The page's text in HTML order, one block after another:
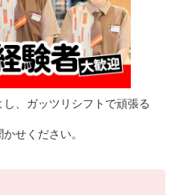
、ガッツリシフトで頑張る
せください。